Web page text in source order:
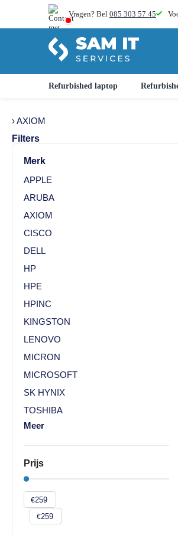
Vragen? Bel 085 303 57 45
Refurbished laptop
› AXIOM
Filters
Merk
APPLE
ARUBA
AXIOM
CISCO
DELL
HP
HPE
HPINC
KINGSTON
LENOVO
MICRON
MICROSOFT
SK HYNIX
TOSHIBA
Meer
Prijs
€
€